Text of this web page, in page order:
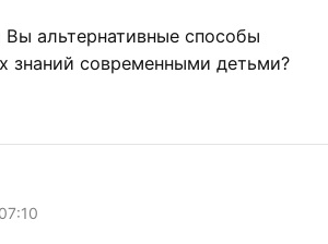
альтернативные способы
знаний современными детьми?